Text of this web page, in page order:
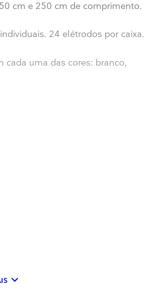
cm e 250 cm de comprimento.
24 elétrodos por caixa.
cada uma das cores: branco,
keyboard_arrow_down